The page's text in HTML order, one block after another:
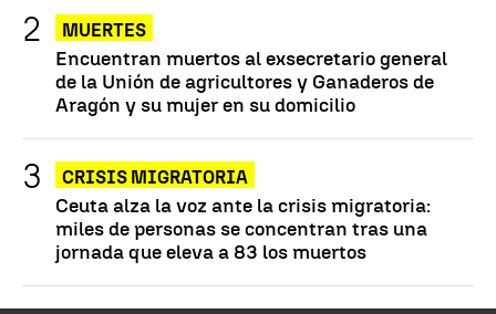
MUERTES
Encuentran muertos al exsecretario general
de la Unión de agricultores y Ganaderos de
Aragón y su mujer en su domicilio
CRISIS MIGRATORIA
Ceuta alza la voz ante la crisis migratoria:
miles de personas se concentran tras una
jornada que eleva a 83 los muertos